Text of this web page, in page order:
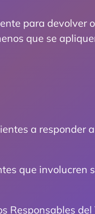
para devolver
que se
a responder
que involucren
Responsables